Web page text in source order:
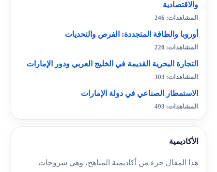
والاقتصادية
المشاهدات: 246
أوروبا والطاقة المتجددة: الفرص والتحديات
المشاهدات: 220
التجارة البحرية القديمة في الخليج العربي ودور الإمارات
المشاهدات: 303
الاستمطار الصناعي في دولة الإمارات
المشاهدات: 493
الأكاديمية
هذا المقال جزء من أكاديمية المناهج، وهي شروحات